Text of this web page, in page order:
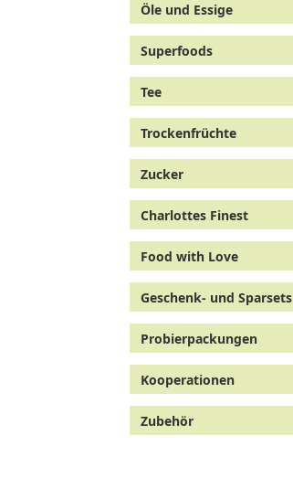
Öle und Essige
Superfoods
Tee
Trockenfrüchte
Zucker
Charlottes Finest
Food with Love
Geschenk- und Sparsets
Probierpackungen
Kooperationen
Zubehör